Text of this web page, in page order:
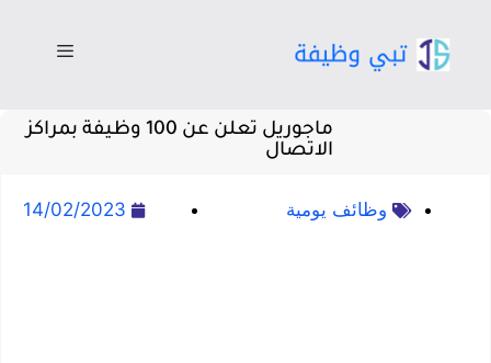
ماجوريل تعلن عن 100 وظيفة بمراكز
الاتصال
وظائف يومية 14/02/2023